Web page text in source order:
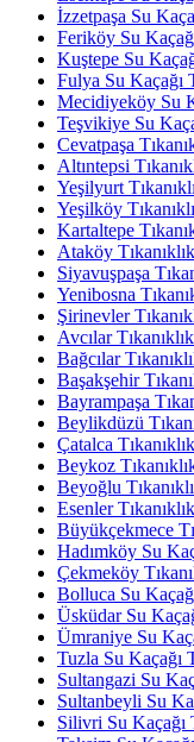
İzzetpaşa Su
Feriköy Su
Kuştepe Su
Fulya Su Kaçağı
Mecidiyeköy Su
Teşvikiye Su
Cevatpaşa
Altıntepsi
Yeşilyurt
Yeşilköy
Kartaltepe
Ataköy
Siyavuşpaşa
Yenibosna
Şirinevler
Avcılar
Bağcılar
Başakşehir
Bayrampaşa
Beylikdüzü
Çatalca
Beykoz
Beyoğlu
Esenler
Büyükçekmece
Hadımköy Su
Çekmeköy
Bolluca Su
Üsküdar Su
Ümraniye Su
Tuzla Su Kaçağı
Sultangazi Su
Sultanbeyli Su
Silivri Su Kaçağı